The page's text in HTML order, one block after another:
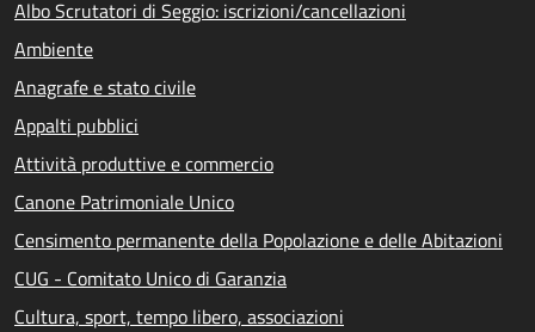
Albo Scrutatori di Seggio: iscrizioni/cancellazioni
Ambiente
Anagrafe e stato civile
Appalti pubblici
Attività produttive e commercio
Canone Patrimoniale Unico
Censimento permanente della Popolazione e delle Abitazioni
CUG - Comitato Unico di Garanzia
Cultura, sport, tempo libero, associazioni